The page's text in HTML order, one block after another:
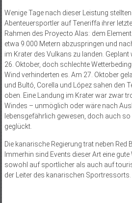
Wenige Tage nach dieser Leistung
Abenteuersportler auf Teneriffa ihrer
Rahmen des Proyecto Alas: dem
etwa 9.000 Metern abzuspringen und
im Krater des Vulkans zu landen.
26. Oktober, doch schlechte
Wind verhinderten es. Am 27. Oktober
und Bultó, Corella und López sahen den
oben. Eine Landung im Krater war zwar
Windes – unmöglich oder wäre nach
lebensgefährlich gewesen, doch auch
geglückt.
Die kanarische Regierung trat neben Red
Immerhin sind Events dieser Art eine gute
sowohl auf sportlicher als auch auf
der Leiter des kanarischen Sportressorts.